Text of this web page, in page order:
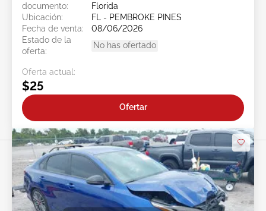
documento:
Florida
Ubicación:
FL - PEMBROKE PINES
Fecha de venta:
08/06/2026
Estado de la
oferta:
No has ofertado
Oferta actual:
$25
Ofertar